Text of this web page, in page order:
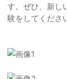
す。ぜひ、新し
験をしてください